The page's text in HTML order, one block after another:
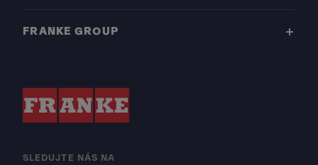
FRANKE GROUP
SLEDUJTE NÁS NA